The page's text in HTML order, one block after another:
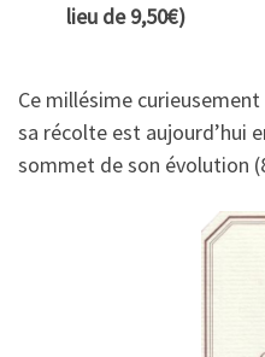
lieu de 9,50€)
Ce millésime
sa récolte est aujourd’hui
sommet de son évolution